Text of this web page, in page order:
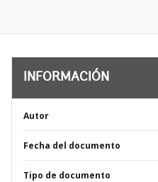
INFORMACIÓN
Autor
Fecha del documento
Tipo de documento